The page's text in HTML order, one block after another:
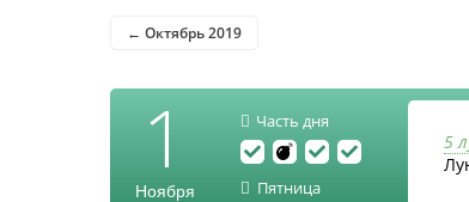
← Октябрь 2019
1
Ноября
Часть дня
Пятница
5